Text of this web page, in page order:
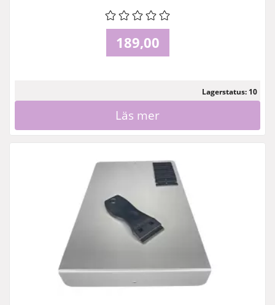
189,00
Lagerstatus: 10
Läs mer